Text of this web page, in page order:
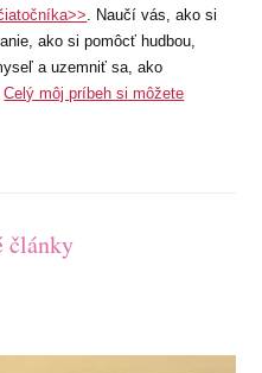
. Naučí vás, ako si
ako si pomôcť hudbou,
a uzemniť sa, ako
Celý môj príbeh si môžete
články